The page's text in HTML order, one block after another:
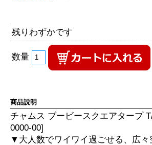
残りわずかです
数量
商品説明
チャムス ブービースクエアタープ
0000-00]
▼大人数でワイワイ過ごせる、広々